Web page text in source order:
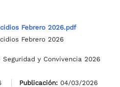
Febrero 2026.pdf
Febrero 2026
y Convivencia 2026
Publicación: 04/03/2026